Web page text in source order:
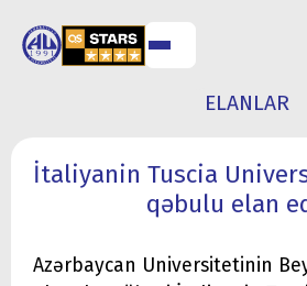
ELMİ
TƏDQİQAT
ELANLAR
İtaliyanin Tuscia
qəbulu elan
Azərbaycan Universitetinin